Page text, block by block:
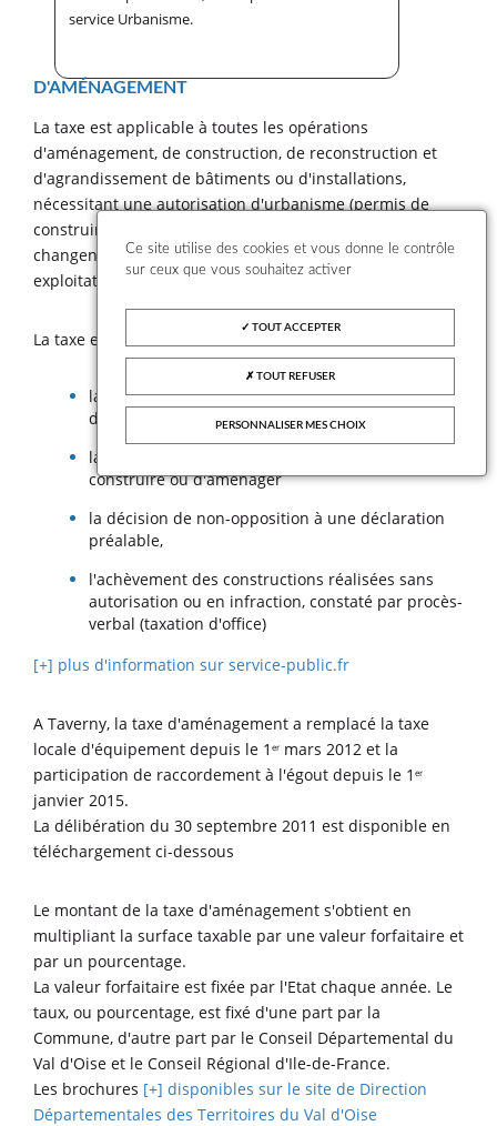
service Urbanisme.
D'AMÉNAGEMENT
La taxe est applicable à toutes les opérations
d'aménagement, de construction, de reconstruction et
d'agrandissement de bâtiments ou d'installations,
nécessitant une autorisation d'urbanisme (permis de
construire ou d'aménager, déclaration préalable), et qui
changent la destination des locaux dans le cas des
exploitations agricoles.
La taxe est exigible au taux applicable à la date de :
la délivrance de l'autorisation de construire ou
d'aménager, ou du permis modificatif
la naissance d'une autorisation tactie de
construire ou d'aménager
la décision de non-opposition à une déclaration
préalable,
l'achèvement des constructions réalisées sans
autorisation ou en infraction, constaté par procès-
verbal (taxation d'office)
[+] plus d'information sur service-public.fr
A Taverny, la taxe d'aménagement a remplacé la taxe
locale d'équipement depuis le 1 er mars 2012 et la
participation de raccordement à l'égout depuis le 1 er
janvier 2015.
La délibération du 30 septembre 2011 est disponible en
téléchargement ci-dessous
Le montant de la taxe d'aménagement s'obtient en
multipliant la surface taxable par une valeur forfaitaire et
par un pourcentage.
La valeur forfaitaire est fixée par l'Etat chaque année. Le
taux, ou pourcentage, est fixé d'une part par la
Commune, d'autre part par le Conseil Départemental du
Val d'Oise et le Conseil Régional d'Ile-de-France.
Les brochures [+] disponibles sur le site de Direction
Départementales des Territoires du Val d'Oise
Ce site utilise des cookies et vous donne le contrôle
sur ceux que vous souhaitez activer
TOUT ACCEPTER
TOUT REFUSER
PERSONNALISER MES CHOIX